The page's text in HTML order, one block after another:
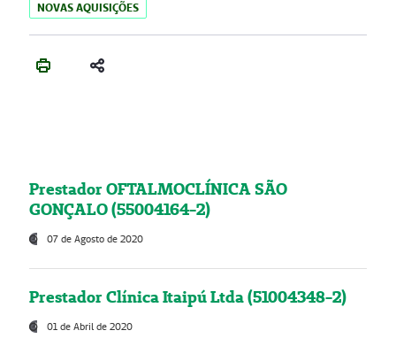
NOVAS AQUISIÇÕES
Prestador OFTALMOCLÍNICA SÃO
GONÇALO (55004164-2)
07 de Agosto de 2020
Prestador Clínica Itaipú Ltda (51004348-2)
01 de Abril de 2020